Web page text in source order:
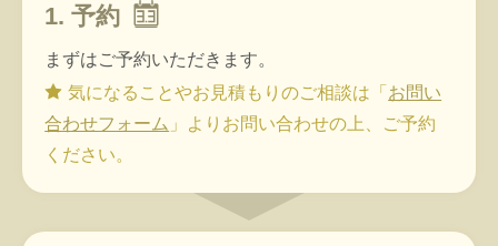
1. 予約
まずはご予約いただきます。
気になることやお見積もりのご相談は「 お問い
合わせフォーム 」よりお問い合わせの上、ご予約
ください。